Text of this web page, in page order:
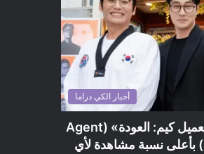
أخبار الكي دراما
انطلاق مسلسل «العميل كيم: العودة» (Agent
Kim Reactivated) بأعلى نسبة مشاهدة لأي